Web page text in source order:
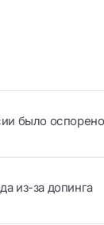
было
из-за допинга